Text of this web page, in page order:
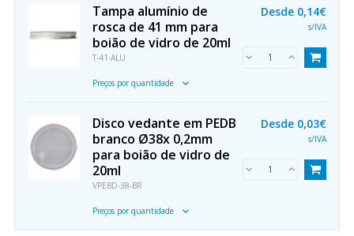
Tampa alumínio de
rosca de 41 mm para
boião de vidro de 20ml
T-41-ALU
Preços por quantidade
Desde 0,14€
s/IVA
Disco vedante em PEDB
branco Ø38x 0,2mm
para boião de vidro de
20ml
VPEBD-38-BR
Preços por quantidade
Desde 0,03€
s/IVA